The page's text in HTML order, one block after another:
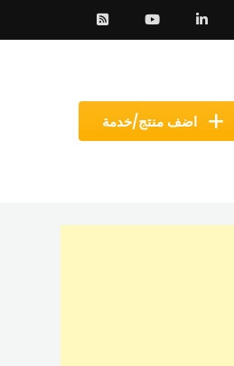
اضف منتج/خدمة